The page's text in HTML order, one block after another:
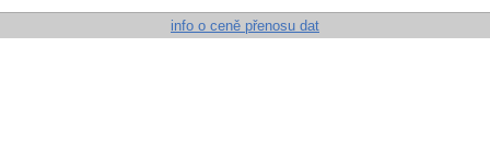
info o ceně přenosu dat